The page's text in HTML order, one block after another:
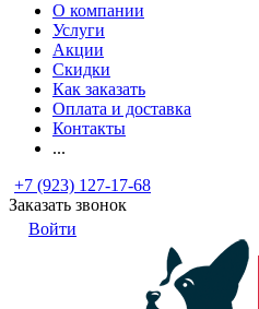
О компании
Услуги
Акции
Скидки
Как заказать
Оплата и доставка
Контакты
...
+7 (923) 127-17-68
Заказать звонок
Войти